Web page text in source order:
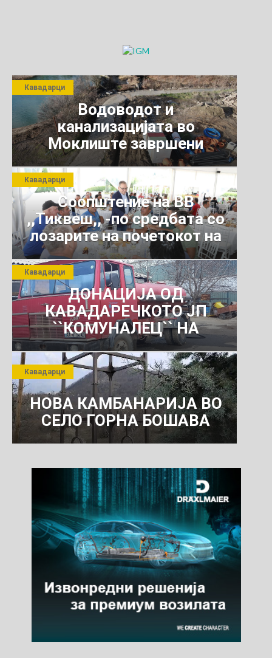
Водоводот и
канализацијата во
Моклиште завршени
Кавадарци
Соопштение на ВВ
,,Тиквеш,, -по средбата со
лозарите на почетокот на
јули 2026 г.
Кавадарци
ДОНАЦИЈА ОД
КАВАДАРЕЧКОТО ЈП
``КОМУНАЛЕЦ`` НА
РОСОМАНСКОТО ЈАВНО
ПРЕТПРИЈАТИЕ ЗА
КОМУНАЛНО УСЛУГИ
Кавадарци
НОВА КАМБАНАРИЈА ВО
СЕЛО ГОРНА БОШАВА
Кавадарци